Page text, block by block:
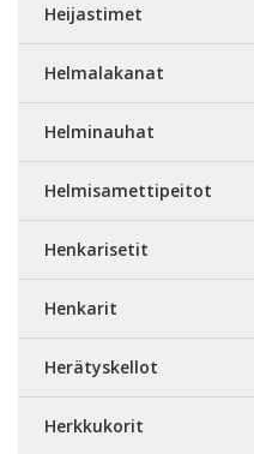
Heijastimet
Helmalakanat
Helminauhat
Helmisamettipeitot
Henkarisetit
Henkarit
Herätyskellot
Herkkukorit